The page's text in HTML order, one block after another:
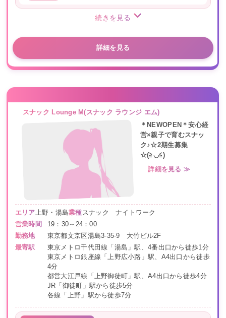
続きを見る
詳細を見る
スナック Lounge M(スナック ラウンジ エム)
＊NEWOPEN＊安心経
営×親子で育むスナッ
ク♪☆2期生募集
☆(≧◡≦)
詳細を見る ≫
エリア上野・湯島業種スナック ナイトワーク
営業時間
19：30～24：00
勤務地
東京都文京区湯島3-35-9 大竹ビル2F
最寄駅
東京メトロ千代田線「湯島」駅、4番出口から徒歩1分
東京メトロ銀座線「上野広小路」駅、A4出口から徒歩
4分
都営大江戸線「上野御徒町」駅、A4出口から徒歩4分
JR「御徒町」駅から徒歩5分
各線「上野」駅から徒歩7分